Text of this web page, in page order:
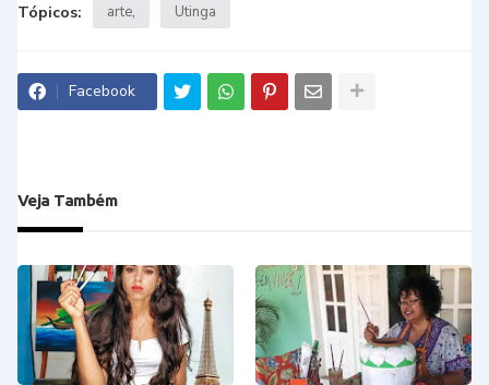
Tópicos: arte Utinga
Facebook
Veja Também